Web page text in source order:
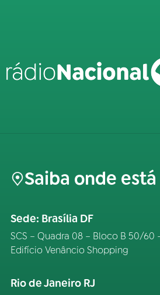
Saiba onde está
Sede: Brasília DF
SCS – Quadra 08 – Bloco B 50/60
Edifício Venâncio Shopping
Rio de Janeiro RJ